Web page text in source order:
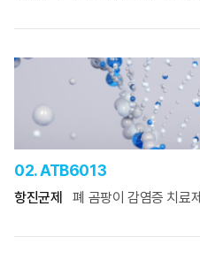
02. ATB6013
항진균제 폐 곰팡이 감염증 치료제